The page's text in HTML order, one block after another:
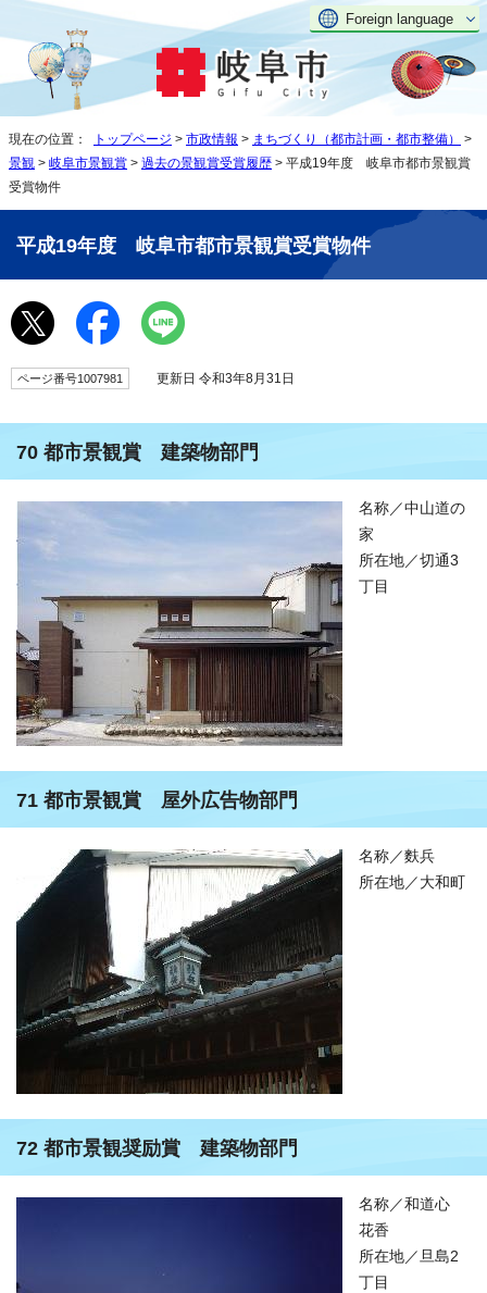
Foreign language
現在の位置： トップページ > 市政情報 > まちづくり（都市計画・都市整備）
>
景観 > 岐阜市景観賞 > 過去の景観賞受賞履歴 > 平成19年度 岐阜市都市景観賞
受賞物件
平成19年度 岐阜市都市景観賞受賞物件
ページ番号1007981 更新日 令和3年8月31日
70 都市景観賞 建築物部門
名称／中山道の
家
所在地／切通3
丁目
71 都市景観賞 屋外広告物部門
名称／麩兵
所在地／大和町
72 都市景観奨励賞 建築物部門
名称／和道心
花香
所在地／旦島2
丁目